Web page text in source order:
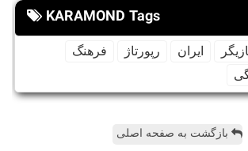
KARAMOND Tags
ایران رپورتاژ
فرهنگ
بازگشت به صفحه اصلی